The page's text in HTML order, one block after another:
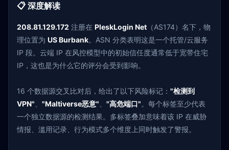
📋 深度解读
208.81.129.172 注册在 PleskLogin Net （AS174）名下，物
理位置为 US Burbank。ASN 分类表明这是一个托管/云服务
IP 段。云端 IP 在风控模型中的初始信任度通常低于宽带住宅
IP，这也是为什么它的评分会受到影响。
16 个数据源交叉比对后，给出了以下风险标记： "检测到
VPN"
"Maltiverse恶意" "高危端口"。每个标签至少代表
一个独立数据源的检测结果。多标签叠加意味着该 IP 在威胁
情报、滥用记录、行为模式多个维度上同时触发了警报。